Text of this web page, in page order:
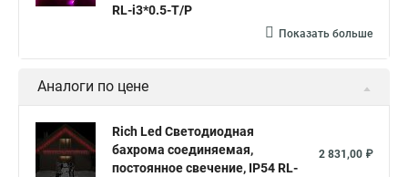
RL-i3*0.5-T/P
Показать больше
Аналоги по цене
Rich Led Светодиодная
бахрома соединяемая,
постоянное свечение, IP54 RL-
2 831,00 ₽